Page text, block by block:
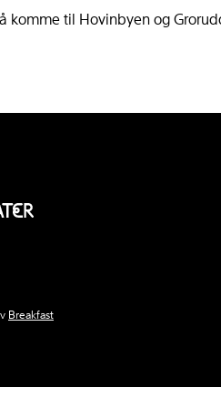
komme til Hovinbyen og
Breakfast